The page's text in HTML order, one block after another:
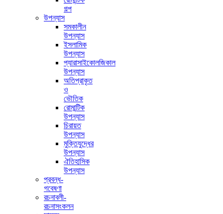
গল্প
উপন্যাস
সমকালীন
উপন্যাস
ইসলামিক
উপন্যাস
প্যারাসাইকোলজিকাল
উপন্যাস
অতিপ্রাকৃত
ও
ভৌতিক
রোমান্টিক
উপন্যাস
চিরায়ত
উপন্যাস
মুক্তিযুদ্ধের
উপন্যাস
ঐতিহাসিক
উপন্যাস
প্রবন্ধ-
গবেষণা
রচনাবলী-
রচনাসংকলন